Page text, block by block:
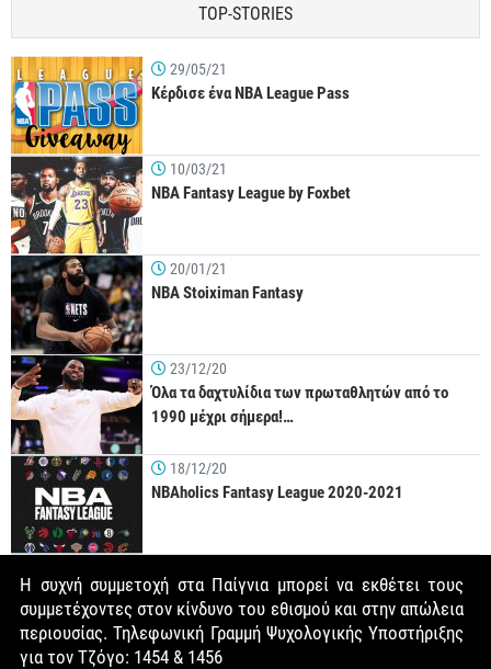
TOP-STORIES
29/05/21
Κέρδισε ένα NBA League Pass
10/03/21
NBA Fantasy League by Foxbet
20/01/21
NBA Stoiximan Fantasy
23/12/20
Όλα τα δαχτυλίδια των πρωταθλητών από το
1990 μέχρι σήμερα!…
18/12/20
NBAholics Fantasy League 2020-2021
Η συχνή συμμετοχή στα Παίγνια μπορεί να εκθέτει τους
συμμετέχοντες στον κίνδυνο του εθισμού και στην απώλεια
περιουσίας. Τηλεφωνική Γραμμή Ψυχολογικής Υποστήριξης
για τον Τζόγο: 1454 & 1456